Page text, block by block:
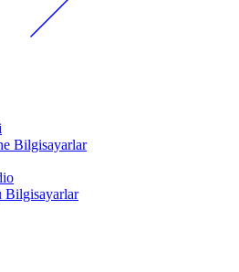
Bilgisayarlar
Bilgisayarlar